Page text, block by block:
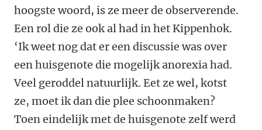
hoogste woord, is ze meer de observerende.
Een rol die ze ook al had in het Kippenhok.
‘Ik weet nog dat er een discussie was over
een huisgenote die mogelijk anorexia had.
Veel geroddel natuurlijk. Eet ze wel, kotst
ze, moet ik dan die plee schoonmaken?
Toen eindelijk met de huisgenote zelf werd